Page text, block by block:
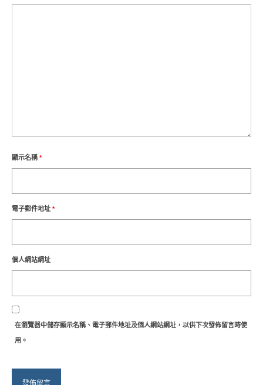
顯示名稱 *
電子郵件地址 *
個人網站網址
在瀏覽器中儲存顯示名稱、電子郵件地址及個人網站網址，以供下次發佈留言時使
用。